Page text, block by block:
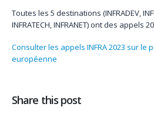
Toutes les 5 destinations (INFRADEV,
INFRATECH, INFRANET) ont des appels
Consulter les appels INFRA 2023 sur le
européenne
Share this post